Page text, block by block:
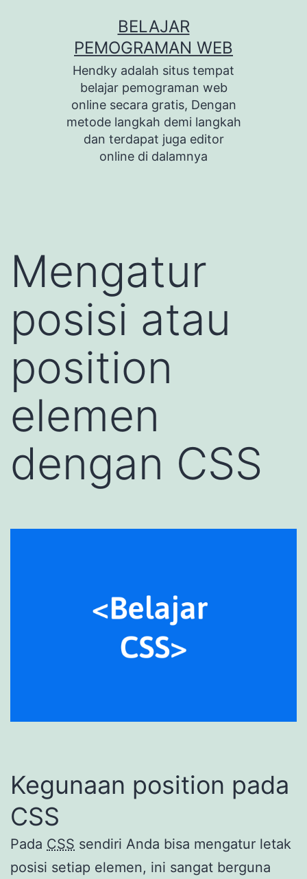
BELAJAR
PEMOGRAMAN WEB
Hendky adalah situs tempat
belajar pemograman web
online secara gratis, Dengan
metode langkah demi langkah
dan terdapat juga editor
online di dalamnya
Mengatur
posisi atau
position
elemen
dengan CSS
Kegunaan position pada
CSS
Pada CSS sendiri Anda bisa mengatur letak
posisi setiap elemen, ini sangat berguna